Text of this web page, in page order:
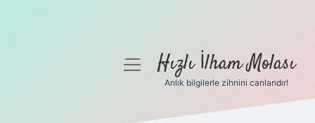
menüyüHızlı İlham Molası
Anlık bilgilerle zihnini canlandır!